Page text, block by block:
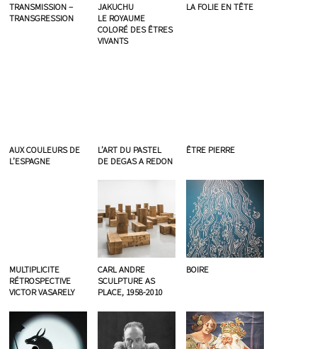
TRANSMISSION –
TRANSGRESSION
JAKUCHU
LE ROYAUME
COLORÉ DES ÊTRES
VIVANTS
LA FOLIE EN TÊTE
AUX COULEURS DE
L’ESPAGNE
L’ART DU PASTEL
DE DEGAS A REDON
ÊTRE PIERRE
MULTIPLICITE
RÉTROSPECTIVE
VICTOR VASARELY
CARL ANDRE
SCULPTURE AS
PLACE, 1958-2010
BOIRE